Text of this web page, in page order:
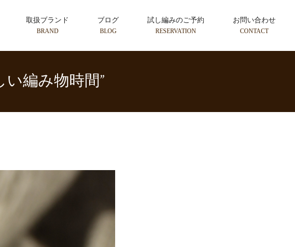
取扱ブランド
BRAND
ブログ
BLOG
試し編みのご予約
RESERVATION
お問い合わせ
CONTACT
編み物時間”